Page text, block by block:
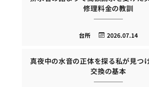
修理料金の教訓
2026.07.14
台所
真夜中の水音の正体を探る私が見つ
交換の基本